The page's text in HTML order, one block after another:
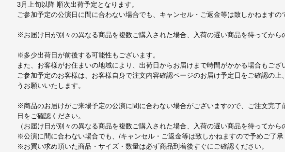
3月上旬以降 順次出荷予定となります。
ご参加予定の公演日に間に合わない場合でも、キャンセル・ご返金等は致しかねますの
※お届け日が別々の異なる商品を複数ご購入された場合、入荷の遅い商品を待ってから
※多少出荷日が前後する可能性もございます。
また、お客様がお住まいの地域により、出荷日からお届けまで時間がかかる場合もござ
ご参加予定のお客様は、お客様自身で注文内容確認ページのお届け予定日をご確認の
うお願いいたします。
※商品のお届けがご来場予定の公演に間に合わない場合がございますので、ご注文完
日をご確認ください。
（お届け日が別々の異なる商品を複数ご購入された場合、入荷の遅い商品を待ってから
※公演に間に合わない場合でも、/キャンセル・ご返金等は致しかねますので予めご了承
※お買い求め頂いた商品・サイズ・数量は必ず商品到着後すぐにご確認ください。